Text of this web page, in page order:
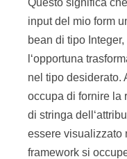
Questo significa
input del mio form
bean di tipo
l‘opportuna
nel tipo desiderato.
occupa di fornire la
di stringa
essere visualizzato
framework si